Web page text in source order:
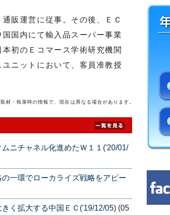
販運営に従事。その後、ＥＣ
国内にて輸入品スーパー事業
初のＥコマース学術研究機関
ニットにおいて、客員准教授
材・執筆時の情報で、現在は異なる場合があります。
ニチャネル化進めたＷ１１('20/01/
一環でローカライズ戦略をアピー
く拡大する中国ＥＣ('19/12/05) (05